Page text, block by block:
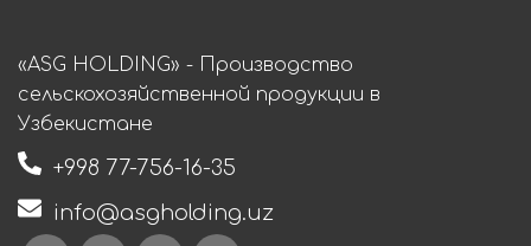
«ASG HOLDING» - Производство
сельскохозяйственной продукции в
Узбекистане
+998 77-756-16-35
info@asgholding.uz